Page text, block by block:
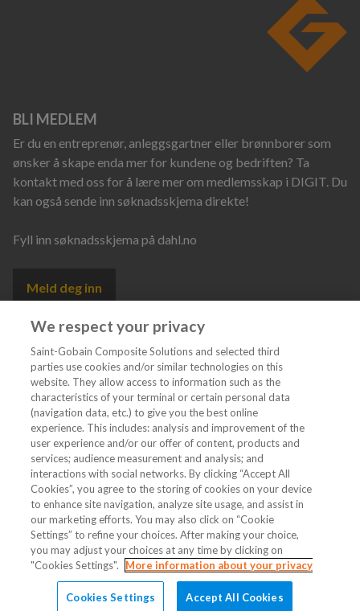
BLI MEDLEM
Er du en entreprenør, anleggsgartner eller brønnborer som
ønsker å skape enda mer for kundene og bedriften? Ta
kontakt med oss for å lære mer om medlemsskap i DIGIT. Du
kan også sende inn søknadsskjema direkte!
Fyll inn søknadsskjema på dahl.no
Meld deg inn
Kategorier
DIGIT
Følg oss
© 2026 Brødrene Dahl. All Rights Reserved.
We respect your privacy
Saint-Gobain Composite Solutions and selected third
parties use cookies and/or similar technologies on this
website. They allow access to information such as the
characteristics of your terminal or certain personal data
(navigation data, etc.) to give you the best online
experience. This includes: analysis and improvement of the
user experience and/or our offer of content, products and
services; audience measurement and analysis; and
interactions with social networks. By clicking “Accept All
Cookies”, you agree to the storing of cookies on your device
to enhance site navigation, analyze site usage, and assist in
our marketing efforts. You may also click on “Cookie
Settings” to refine your choices. After making your choice,
you may adjust your choices at any time by clicking on
"Cookies Settings".
More information about your privacy
Cookies Settings Accept All Cookies